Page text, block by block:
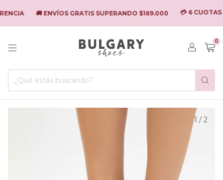
🚚 ENVÍOS GRATIS SUPERANDO $169.000 💳 6 CUOTAS
0
1 / 2